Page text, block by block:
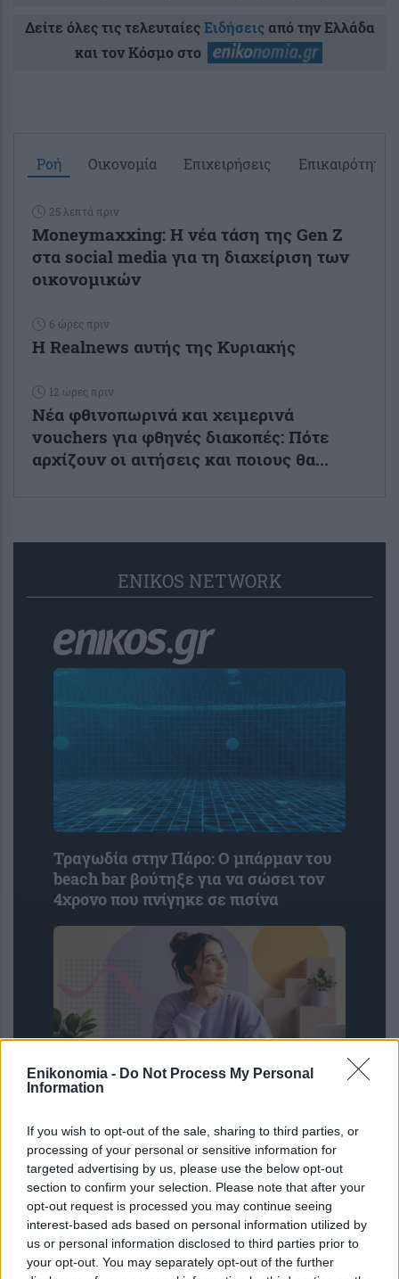
Enikonomia - Do Not Process My Personal
Information
If you wish to opt-out of the sale, sharing to third parties, or
processing of your personal or sensitive information for
targeted advertising by us, please use the below opt-out
section to confirm your selection. Please note that after your
opt-out request is processed you may continue seeing
interest-based ads based on personal information utilized by
us or personal information disclosed to third parties prior to
your opt-out. You may separately opt-out of the further
Δείτε όλες τις τελευταίεςΕιδήσειςαπό την Ελλάδα
και τον Κόσμο στο
Ροή Οικονομία Επιχειρήσεις Επικαιρότητα
25 λεπτά πριν
Moneymaxxing: Η νέα τάση της Gen Z
στα social media για τη διαχείριση των
οικονομικών
6 ώρες πριν
Η Realnews αυτής της Κυριακής
12 ώρες πριν
Νέα φθινοπωρινά και χειμερινά
vouchers για φθηνές διακοπές: Πότε
αρχίζουν οι αιτήσεις και ποιους θα...
ENIKOS NETWORK
Τραγωδία στην Πάρο: Ο μπάρμαν του
beach bar βούτηξε για να σώσει τον
4χρονο που πνίγηκε σε πισίνα
βάλει σε τάξη τα οικονομικά της – Η
νέα τάση στα social media που
υπόσχεται «ζωή αφθονίας»